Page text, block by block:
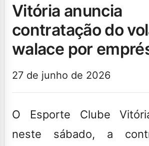
vitória anuncia
contratação do
walace por
27 de junho de 2026
O Esporte Clube
neste sábado, a